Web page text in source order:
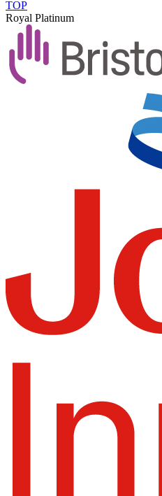
TOP
Royal Platinum